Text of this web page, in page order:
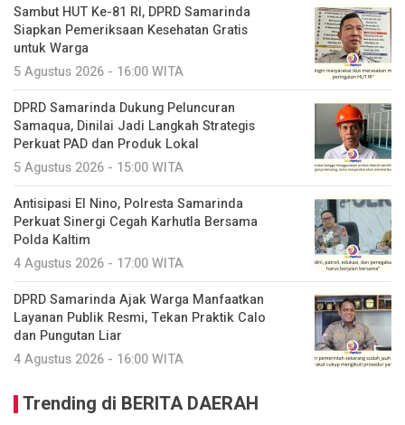
Sambut HUT Ke-81 RI, DPRD Samarinda
Siapkan Pemeriksaan Kesehatan Gratis
untuk Warga
5 Agustus 2026 - 16:00 WITA
DPRD Samarinda Dukung Peluncuran
Samaqua, Dinilai Jadi Langkah Strategis
Perkuat PAD dan Produk Lokal
5 Agustus 2026 - 15:00 WITA
Antisipasi El Nino, Polresta Samarinda
Perkuat Sinergi Cegah Karhutla Bersama
Polda Kaltim
4 Agustus 2026 - 17:00 WITA
DPRD Samarinda Ajak Warga Manfaatkan
Layanan Publik Resmi, Tekan Praktik Calo
dan Pungutan Liar
4 Agustus 2026 - 16:00 WITA
Trending di BERITA DAERAH